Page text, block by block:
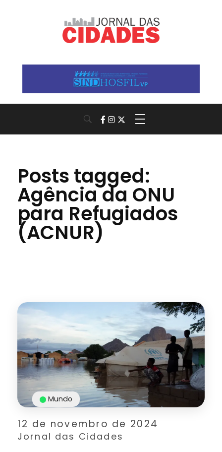
Posts tagged:
Agência da ONU
para Refugiados
(ACNUR)
12 de novembro de 2024
Jornal das Cidades
Mundo